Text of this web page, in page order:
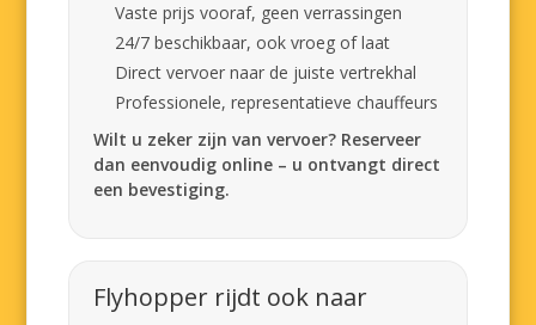
Vaste prijs vooraf, geen verrassingen
24/7 beschikbaar, ook vroeg of laat
Direct vervoer naar de juiste vertrekhal
Professionele, representatieve chauffeurs
Wilt u zeker zijn van vervoer? Reserveer
dan eenvoudig online – u ontvangt direct
een bevestiging.
Flyhopper rijdt ook naar